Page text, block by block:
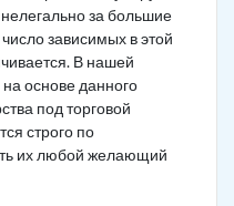
за большие
зависимых в этой
В нашей
основе данного
под торговой
строго по
их любой желающий